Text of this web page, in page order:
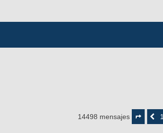
14498 mensajes
deAnterior1